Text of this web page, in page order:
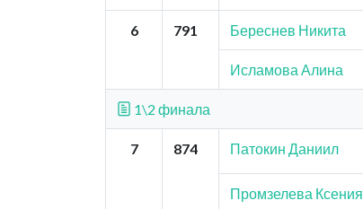
6 791 Береснев Никита
Исламова Алина
1\2 финала
7 874 Патокин Даниил
Промзелева Ксения